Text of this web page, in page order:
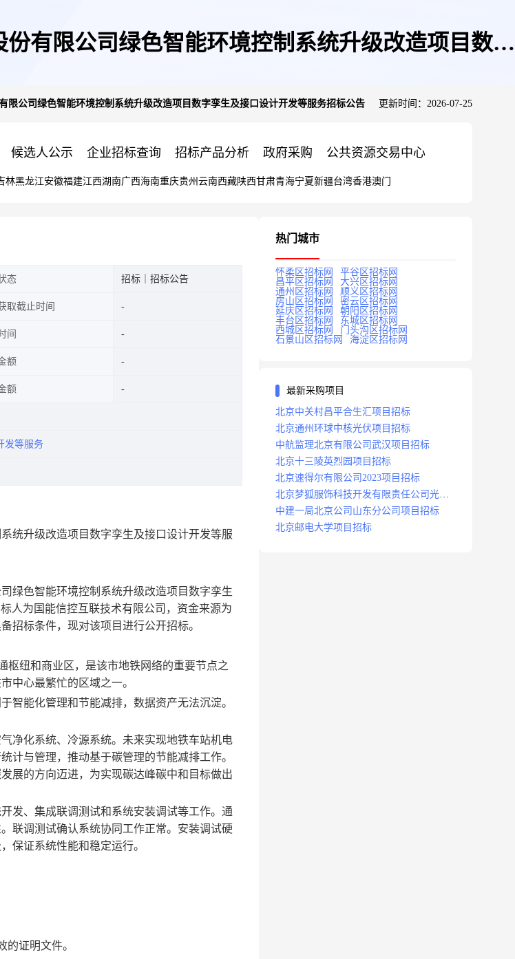
有限公司绿色智能环境控制系统升级改造项目数字
限公司绿色智能环境控制系统升级改造项目数字孪生及接口设计开发等服务招标公告 更新时间：2026-07-25
候选人公示 企业招标查询 招标产品分析 政府采购 公共资源交易中心
林黑龙江安徽福建江西湖南广西海南重庆贵州 云南西藏陕西甘肃青海宁夏新疆台湾香港澳门
态 招标｜招标公告
取截止时间
间
额
额
发等服务
统升级改造项目数字孪生及接口设计开发等服
绿色智能环境控制系统升级改造项目数字孪生
人为国能信控互联技术有限公司 ，资金来源为
招标条件，现对该项目进行公开招标。
枢纽和商业区，是该市地铁网络的重要节点之
中心最繁忙的区域之一。
智能化管理和节能减排，数据资产无法沉淀。
净化系统、冷源系统。未来实现地铁车站机电
计与管理，推动基于碳管理的节能减排工作。
展的方向迈进，为实现碳达峰碳中和目标做出
发、集成联调测试和系统安装调试等工作。通
联调测试确认系统协同工作正常。安装调试硬
保证系统性能和稳定运行。
的证明文件。
热门城市
怀柔区招标网
平谷区招标网
昌平区招标网
大兴区招标网
通州区招标网
顺义区招标网
房山区招标网
密云区招标网
延庆区招标网
朝阳区招标网
丰台区招标网
东城区招标网
西城区招标网
门头沟区招标网
石景山区招标网
海淀区招标网
最新采购项目
北京中关村昌平合生汇项目招标
北京通州环球中核光伏项目招标
中航监理北京有限公司武汉项目招标
北京十三陵英烈园项目招标
北京速得尔有限公司2023项目招标
北京梦狐服饰科技开发有限责任公司光绿
能项目招标公告
中建一局北京公司山东分公司项目招标
北京邮电大学项目招标